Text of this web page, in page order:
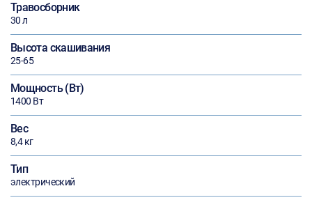
Травосборник
30 л
Высота скашивания
25-65
Мощность (Вт)
1400 Вт
Вес
8,4 кг
Тип
электрический